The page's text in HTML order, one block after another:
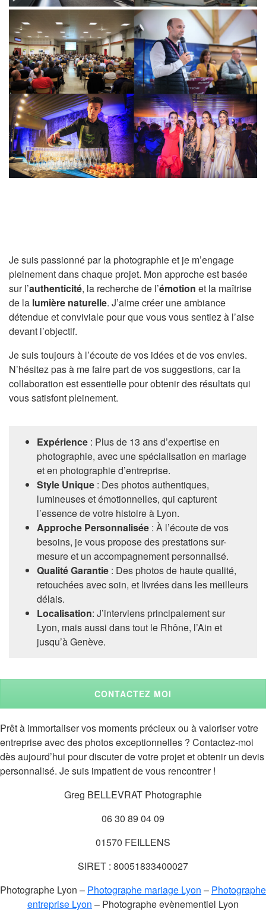
Je suis passionné par la photographie et je m’engage
pleinement dans chaque projet. Mon approche est basée
sur l’authenticité, la recherche de l’émotion et la maîtrise
de la lumière naturelle. J’aime créer une ambiance
détendue et conviviale pour que vous vous sentiez à l’aise
devant l’objectif.
Je suis toujours à l’écoute de vos idées et de vos envies.
N’hésitez pas à me faire part de vos suggestions, car la
collaboration est essentielle pour obtenir des résultats qui
vous satisfont pleinement.
Expérience : Plus de 13 ans d’expertise en
photographie, avec une spécialisation en mariage
et en photographie d’entreprise.
Style Unique : Des photos authentiques,
lumineuses et émotionnelles, qui capturent
l’essence de votre histoire à Lyon.
Approche Personnalisée : À l’écoute de vos
besoins, je vous propose des prestations sur-
mesure et un accompagnement personnalisé.
Qualité Garantie : Des photos de haute qualité,
retouchées avec soin, et livrées dans les meilleurs
délais.
Localisation: J’interviens principalement sur
Lyon, mais aussi dans tout le Rhône, l’Ain et
jusqu’à Genève.
CONTACTEZ MOI
Prêt à immortaliser vos moments précieux ou à valoriser votre
entreprise avec des photos exceptionnelles ? Contactez-moi
dès aujourd’hui pour discuter de votre projet et obtenir un devis
personnalisé. Je suis impatient de vous rencontrer !
Greg BELLEVRAT Photographie
06 30 89 04 09
01570 FEILLENS
SIRET : 80051833400027
Photographe Lyon – Photographe mariage Lyon – Photographe
entreprise Lyon – Photographe evènementiel Lyon